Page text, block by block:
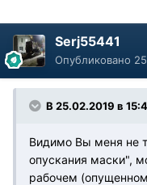
Serj55441
Опубликовано
В 25.02.2019 в
Видимо Вы меня не
опускания маски",
рабочем